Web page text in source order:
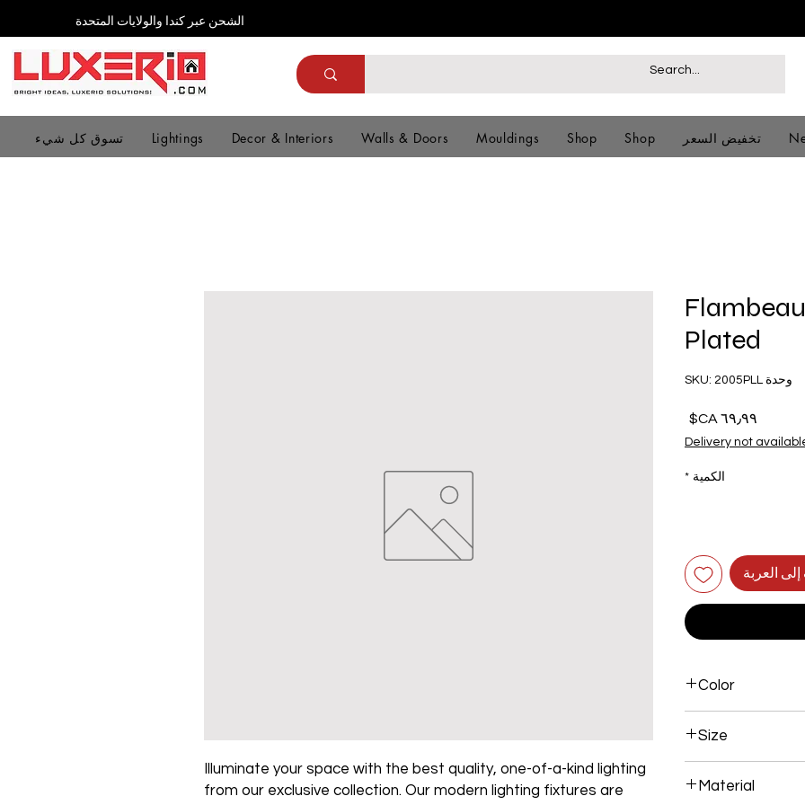
الشحن عبر كندا والولايات المتحدة
تسوق كل شيء Lightings Decor & Interiors Walls & Doors Mouldings Shop Shop تخفيض السعر
Illuminate your space with the best quality, one-of-a-kind lighting
from our exclusive collection. Our modern lighting fixtures are
Plated
وحدة SKU: 2005PLL
السعر
Delivery not
الكمية *
العربة
Color
Size
Material